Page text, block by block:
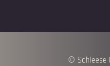
© Schleese